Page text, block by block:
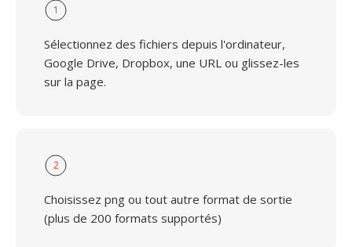
1
Sélectionnez des fichiers depuis l'ordinateur,
Google Drive, Dropbox, une URL ou glissez-les
sur la page.
2
Choisissez png ou tout autre format de sortie
(plus de 200 formats supportés)